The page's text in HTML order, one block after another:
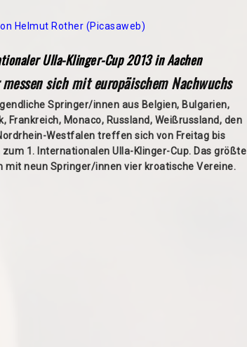
Helmut Rother (Picasaweb)
Ulla-Klinger-Cup 2013 in Aachen
sich mit europäischem Nachwuchs
Springer/innen aus Belgien, Bulgarien,
Frankreich, Monaco, Russland, Weißrussland, den
Westfalen treffen sich von Freitag bis
1. Internationalen Ulla-Klinger-Cup. Das größte
mit neun Springer/innen vier kroatische Vereine.